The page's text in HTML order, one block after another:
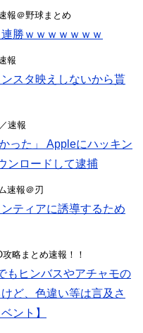
報＠野球まとめ
勝ｗｗｗｗｗｗｗ
報
スタ映えしないから貰
速報
った」 Appleにハッキン
ンロードして逮捕
速報＠刃
ティアに誘導するため
略まとめ速報！！
もヒンバスやアチャモの
ど、色違い等は言及さ
ント】